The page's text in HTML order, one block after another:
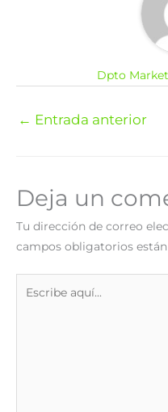
Dpto
← Entrada anterior
Deja un
Tu dirección de correo
campos obligatorios